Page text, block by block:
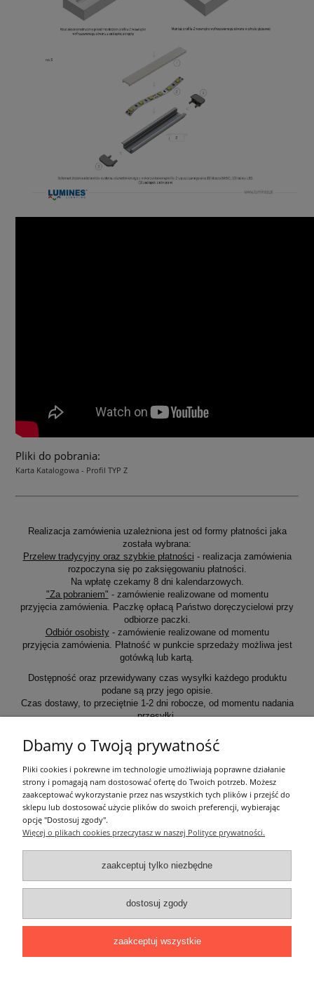
Pliki do pobrania:
Karta Katalogowa - Profil TYP Z
Realizacja zamówienia uzależniona jest od formy płatności jaka
została wybrana:
Przelew tradycyjny oraz szybkie płatności - realizacja zamówienia
rozpoczyna się po zaksięgowaniu płatności.
Na wpłatę czekamy 8 dni kalendarzowych.
"Za pobraniem" - zamówienie realizowane od momentu
przyjęcia zamówienia. Paczkę opłacą Państwo doręczycielowi przy
odbiorze paczki.
Odbiór osobisty- zamówienie realizowane od momentu
przyjęcia zamówienia. Płatność w punkcie sprzedaży możliwa jest
gotówką lub kartą.
Dostępność oraz przewidywany czas wysyłki każdego produktu
podane są przy jego opisie.
Czas dostawy, to przeciętnie 1-2 dni robocze, od momentu nadania
przesyłki.
Informacje ogólne
Zakupy
Moje konto
Pozostałe
Łatwy dojazd z Sopotu, Gdańska i Gdyni - przekonaj się i kup również na
miejscu!
ONELED, ul. Kasprowicza 4, 83-000 Pruszcz Gdański
e-mail: biuro@oneled.pl | tel.: 511-711-113 | tel.: 511-115-157 | tel.: 511-711-
Dbamy o Twoją prywatność
Pliki cookies i pokrewne im technologie umożliwiają poprawne działanie
strony i pomagają nam dostosować ofertę do Twoich potrzeb. Możesz
zaakceptować wykorzystanie przez nas wszystkich tych plików i przejść do
sklepu lub dostosować użycie plików do swoich preferencji, wybierając
opcję "Dostosuj zgody".
Więcej o plikach cookies przeczytasz w naszej Polityce prywatności.
zaakceptuj tylko niezbędne
dostosuj zgody
zaakceptuj wszystkie